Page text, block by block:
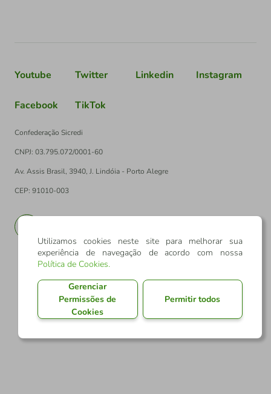
Youtube Twitter Linkedin Instagram
Facebook TikTok
Confederação Sicredi
CNPJ: 03.795.072/0001-60
Av. Assis Brasil, 3940, J. Lindóia - Porto Alegre
CEP: 91010-003
Utilizamos cookies neste site para melhorar sua
experiência de navegação de acordo com nossa
Política de Cookies.
Gerenciar
Permissões de
Cookies
Permitir todos